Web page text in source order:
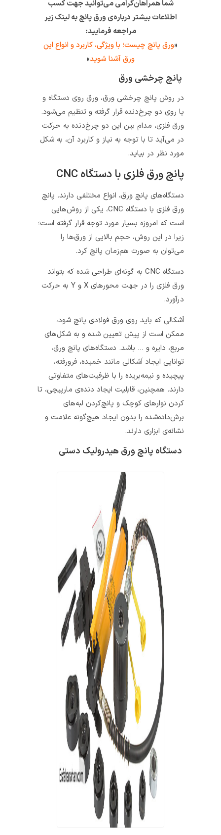
شما همراهان‌گرامی می‌توانید جهت کسب
اطلاعات بیشتر درباره‌ی ورق پانچ به لینک زیر
مراجعه فرمایید:
ورق پانچ چیست؛ با ویژگی، کاربرد و انواع این
ورق آشنا شوید»
پانچ چرخشی ورق
در روش پانچ چرخشی ورق، ورق روی دستگاه و
یا روی دو چرخ‌دنده قرار گرفته و تنظیم می‌شود.
ورق فلزی، مدام بین این دو چرخ‌دنده به حرکت
در می‌آید تا با توجه به نیاز و کاربرد آن، به شکل
مورد نظر در بیاید.
پانچ ورق فلزی با دستگاه CNC
دستگاه‌های پانچ ورق، انواع مختلفی دارند. پانچ
ورق فلزی با دستگاه CNC، یکی از روش‌هایی
است که امروزه بسیار مورد توجه قرار گرفته است؛
زیرا در این روش، حجم بالایی از ورق‌ها را
می‌توان به صورت هم‌زمان پانچ کرد.
دستگاه CNC به گونه‌ای طراحی شده که بتواند
ورق فلزی را در جهت محورهای X و Y به حرکت
اَشکالی که باید روی ورق فولادی پانچ شود،
ممکن است از پیش تعیین شده و به شکل‌های
مربع، دایره و … باشد. دستگاه‌‌های پانچ ورق،
توانایی ایجاد اَشکالی مانند خمیده، فرورفته،
پیچیده و نیمه‌بریده را با ظرفیت‌های متفاوتی
دارند. همچنین، قابلیت ایجاد دنده‌ی مارپیچی، تا
کردن نوارهای کوچک و پانچ‌کردن لبه‌های
برش‌داده‌شده را بدون ایجاد هیچ‌گونه علامت و
نشانه‌ی ابزاری دارند.
دستگاه پانچ ورق هیدرولیک دستی